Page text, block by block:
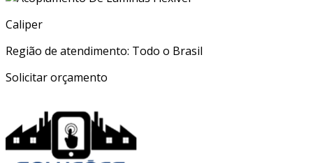
Caliper
Região de atendimento: Todo o Brasil
Solicitar orçamento